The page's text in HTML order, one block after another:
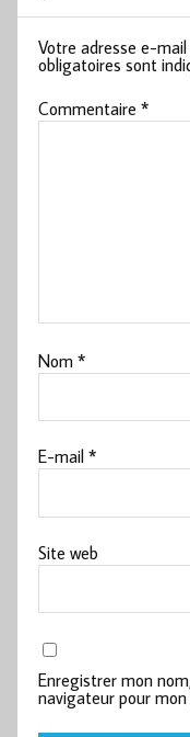
Votre adresse e-
obligatoires sont
Commentaire*
Nom*
E-mail*
Site web
Enregistrer mon
navigateur pour